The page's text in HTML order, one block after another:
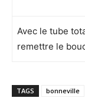
Avec le tube
remettre le
TAGS bonneville